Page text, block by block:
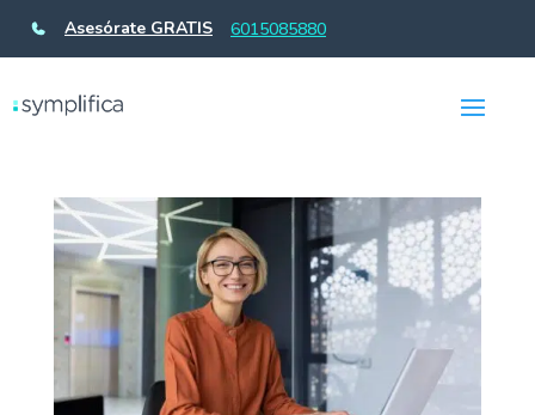
Asesórate GRATIS 6015085880